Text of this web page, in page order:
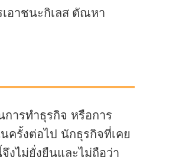
อาชนะกิเลส ตัณหา
ารทำธุรกิจ หรือการ
ครั้งต่อไป นักธุรกิจที่เคย
งไม่ยั่งยืนและไม่ถือว่า